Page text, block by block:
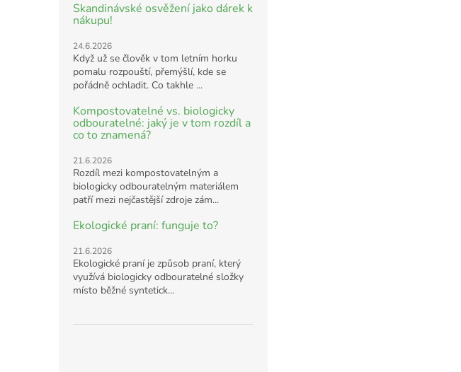
Skandinávské osvěžení jako dárek k
nákupu!
24.6.2026
Když už se člověk v tom letním horku
pomalu rozpouští, přemýšlí, kde se
pořádně ochladit. Co takhle ...
Kompostovatelné vs. biologicky
odbouratelné: jaký je v tom rozdíl a
co to znamená?
21.6.2026
Rozdíl mezi kompostovatelným a
biologicky odbouratelným materiálem
patří mezi nejčastější zdroje zám...
Ekologické praní: funguje to?
21.6.2026
Ekologické praní je způsob praní, který
využívá biologicky odbouratelné složky
místo běžné syntetick...